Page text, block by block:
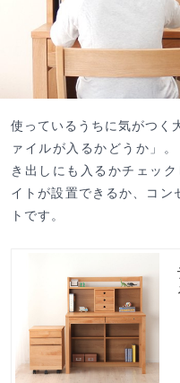
使っているうちに気がつく
ァイルが入るかどうか」
き出しにも入るかチェッ
イトが設置できるか、コン
トです。